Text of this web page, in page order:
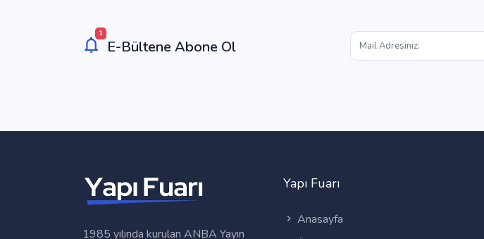
1
E-Bültene Abone Ol
1985 yılında kurulan ANBA Yayın
Yapı Fuarı
Anasayfa